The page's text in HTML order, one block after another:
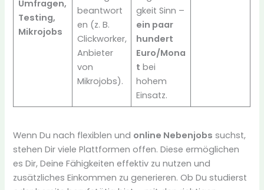
Umfragen,
Testing,
Mikrojobs
beantwort
en (z. B.
Clickworker,
Anbieter
von
Mikrojobs).
gkeit Sinn –
ein paar
hundert
Euro/Mona
t bei
hohem
Einsatz.
Wenn Du nach flexiblen und online Nebenjobs suchst,
stehen Dir viele Plattformen offen. Diese ermöglichen
es Dir, Deine Fähigkeiten effektiv zu nutzen und
zusätzliches Einkommen zu generieren. Ob Du studierst